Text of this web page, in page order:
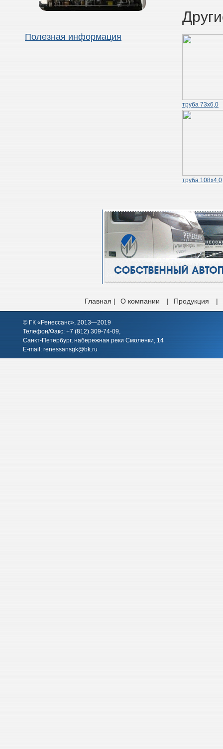
Полезная информация
труба 73х6,0
труба 108х4,0
Главная | О компании | Продукция |
© ГК «Ренессанс», 2013—2019
Телефон/Факс: +7 (812) 309-74-09,
Санкт-Петербург, набережная реки Смоленки, 14
E-mail: renessansgk@bk.ru